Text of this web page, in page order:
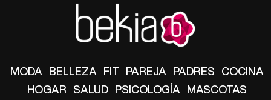
MODA BELLEZA FIT PAREJA PADRES COCINA
HOGAR SALUD PSICOLOGÍA MASCOTAS